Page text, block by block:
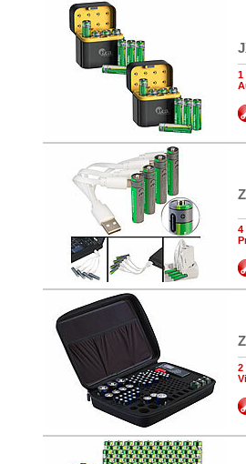
1
4
2